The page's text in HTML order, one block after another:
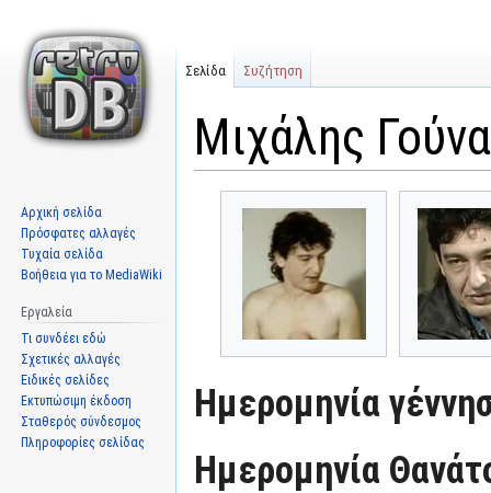
Μιχάλης
Ημερομηνία
Ημερομηνία
Σελίδα Συζήτηση
Αρχική σελίδα
Πρόσφατες αλλαγές
Τυχαία σελίδα
Βοήθεια για το MediaWiki
Εργαλεία
Τι συνδέει εδώ
Σχετικές αλλαγές
Ειδικές σελίδες
Εκτυπώσιμη έκδοση
Σταθερός σύνδεσμος
Πληροφορίες σελίδας